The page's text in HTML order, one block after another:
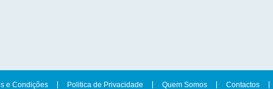
e Condições Politica de Privacidade Quem Somos Contactos